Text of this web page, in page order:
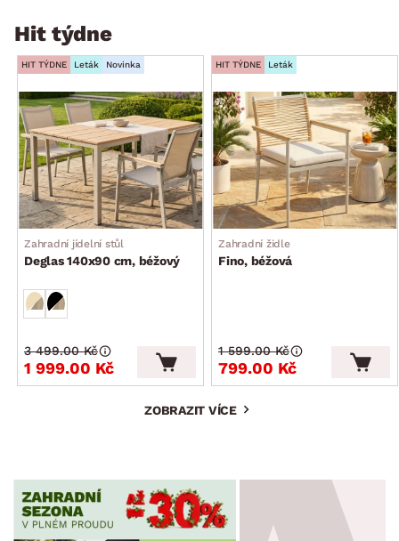
Hit týdne
HIT TÝDNE Leták Novinka
Zahradní jídelní stůl
Deglas 140x90 cm, béžový
1 999.00 Kč
3 499.00 Kč
HIT TÝDNE Leták
Zahradní židle
Fino, béžová
799.00 Kč
1 599.00 Kč
ZOBRAZIT VÍCE